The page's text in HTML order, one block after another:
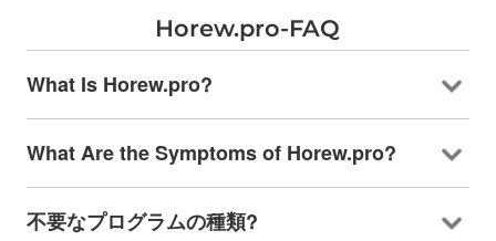
Horew.pro-FAQ
What Is Horew.pro?
What Are the Symptoms of Horew.pro?
不要なプログラムの種類?